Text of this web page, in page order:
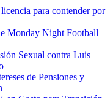
para contender por
Monday Night Football
Sexual contra Luis
de Pensiones y